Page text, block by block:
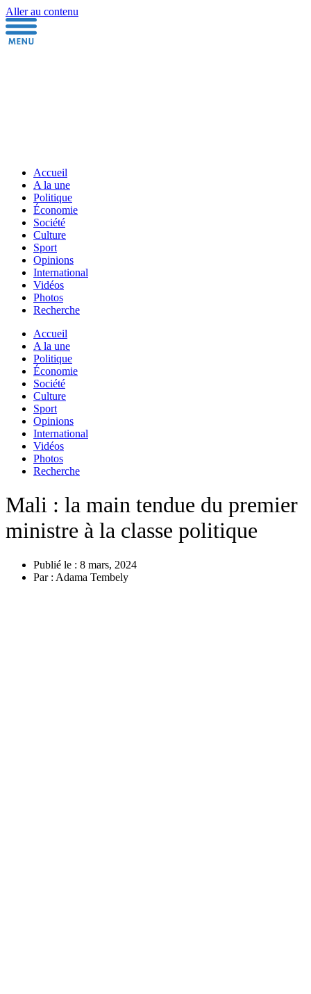
Aller au contenu
Accueil
A la une
Politique
Économie
Société
Culture
Sport
Opinions
International
Vidéos
Photos
Recherche
Accueil
A la une
Politique
Économie
Société
Culture
Sport
Opinions
International
Vidéos
Photos
Recherche
Mali : la main tendue du premier
ministre à la classe politique
Publié le : 8 mars, 2024
Par : Adama Tembely